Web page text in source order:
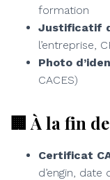
formation
Justificatif
l’entreprise,
Photo
CACES)
🏢 À la fin
Certificat
d’engin, date